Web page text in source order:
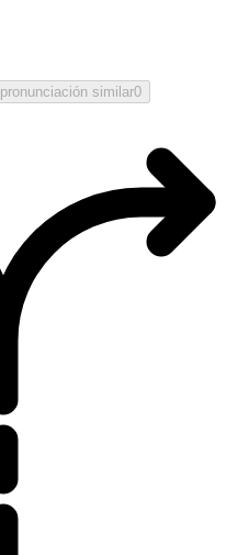
pronunciación similar0